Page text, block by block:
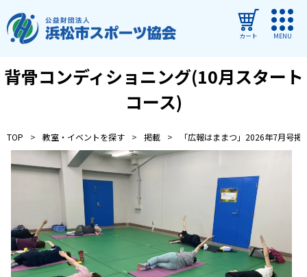
カート MENU
ログイン
教室・イベントを探す
ご利用ガイド
よくある質問
協会について
管理施設
教室・イベントからのお知らせ
背骨コンディショニング(10月スタート
コース)
TOP 教室・イベントを探す 掲載 「広報はままつ」2026年7月号掲